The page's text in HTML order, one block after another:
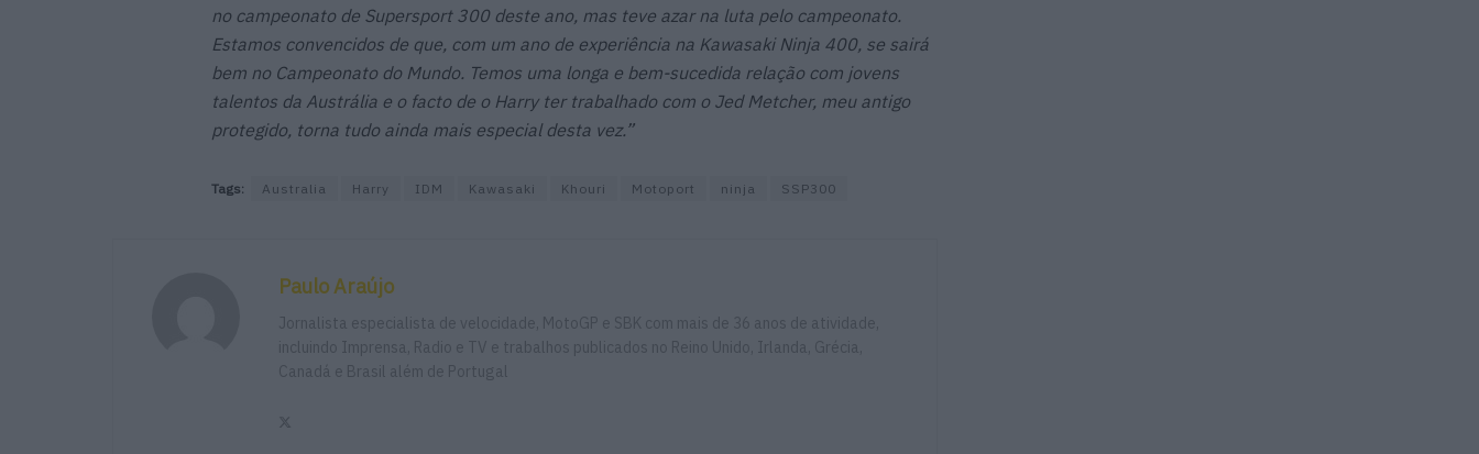
no campeonato de Supersport 300 deste ano, mas teve azar na luta pelo campeonato.
Estamos convencidos de que, com um ano de experiência na Kawasaki Ninja 400, se sairá
bem no Campeonato do Mundo. Temos uma longa e bem-sucedida relação com jovens
talentos da Austrália e o facto de o Harry ter trabalhado com o Jed Metcher, meu antigo
protegido, torna tudo ainda mais especial desta vez.”
Tags: Australia Harry IDM Kawasaki Khouri Motoport ninja SSP300
Paulo Araújo
Jornalista especialista de velocidade, MotoGP e SBK com mais de 36 anos de atividade,
incluindo Imprensa, Radio e TV e trabalhos publicados no Reino Unido, Irlanda, Grécia,
Canadá e Brasil além de Portugal